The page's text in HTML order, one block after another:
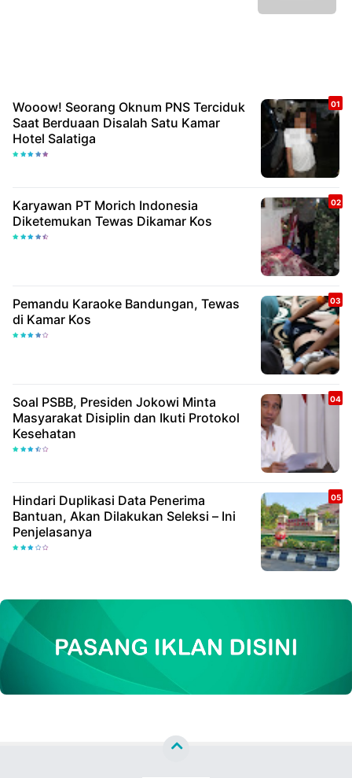
Wooow! Seorang Oknum PNS Terciduk
Saat Berduaan Disalah Satu Kamar
Hotel Salatiga
Karyawan PT Morich Indonesia
Diketemukan Tewas Dikamar Kos
Pemandu Karaoke Bandungan, Tewas
di Kamar Kos
Soal PSBB, Presiden Jokowi Minta
Masyarakat Disiplin dan Ikuti Protokol
Kesehatan
Hindari Duplikasi Data Penerima
Bantuan, Akan Dilakukan Seleksi – Ini
Penjelasanya